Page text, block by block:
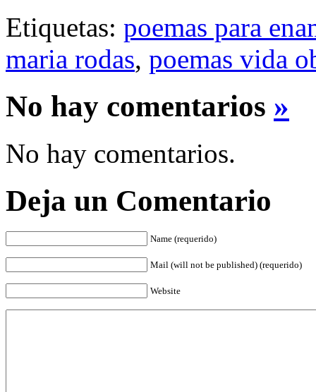
Etiquetas: poemas para
maria rodas, poemas vida
No hay comentarios »
No hay comentarios.
Deja un Comentario
Name (requerido)
Mail (will not be published) (requerido)
Website